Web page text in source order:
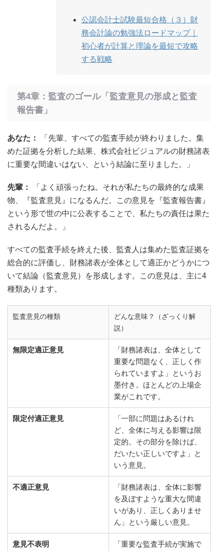
公認会計士試験最短合格（３）財
務会計論の勉強法ロードマップ｜
初心者が計算と理論を最短で攻略
する戦略
第4章：監査のゴール「監査意見の形成と監査
報告書」
あなた：
「先輩、すべての監査手続が終わりました。集
めた証拠を分析した結果、株式会社ビジュアルの財務諸表
に重要な間違いはない、という結論に至りました。」
先輩：
「よく頑張ったね。それが私たちの最終的な成果
物、『監査意見』になるんだ。この意見を『監査報告書』
という形で世の中に公表することで、私たちの責任は果た
されるんだよ。」
すべての監査手続を終えた後、監査人は集めた監査証拠を
総合的に評価し、財務諸表が全体として適正かどうかにつ
いて結論（監査意見）を形成します。この意見は、主に4
種類あります。
監査意見の種類
どんな意味？（ざっくり解
説）
無限定適正意見
「財務諸表は、全体として
重要な問題なく、正しく作
られていますよ」というお
墨付き。ほとんどの上場企
業がこれです。
限定付適正意見
「一部に問題はあるけれ
ど、全体に与える影響は限
定的。その部分を除けば、
だいたい正しいですよ」と
いう意見。
不適正意見
「財務諸表は、全体に影響
を及ぼすような重大な間違
いがあり、正しくありませ
ん」という厳しい意見。
意見不表明
「重要な監査手続が実施で